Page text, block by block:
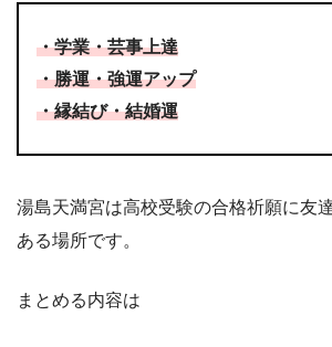
・学業・芸事上達
・勝運・強運アップ
・縁結び・結婚運
湯島天満宮は高校受験の合格祈願に友
ある場所です。
まとめる内容は